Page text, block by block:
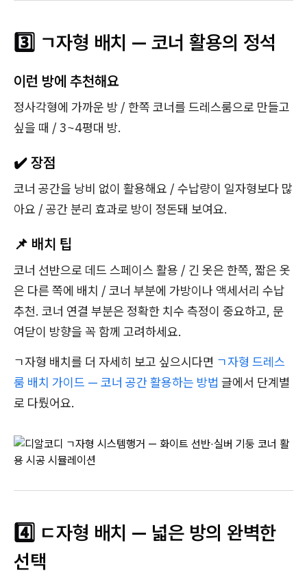
3️⃣ ㄱ자형 배치 — 코너 활용의 정석
이런 방에 추천해요
정사각형에 가까운 방 / 한쪽 코너를 드레스룸으로 만들고
싶을 때 / 3~4평대 방.
✔️ 장점
코너 공간을 낭비 없이 활용해요 / 수납량이 일자형보다 많
아요 / 공간 분리 효과로 방이 정돈돼 보여요.
📌 배치 팁
코너 선반으로 데드 스페이스 활용 / 긴 옷은 한쪽, 짧은 옷
은 다른 쪽에 배치 / 코너 부분에 가방이나 액세서리 수납
추천. 코너 연결 부분은 정확한 치수 측정이 중요하고, 문
여닫이 방향을 꼭 함께 고려하세요.
ㄱ자형 배치를 더 자세히 보고 싶으시다면 ㄱ자형 드레스
룸 배치 가이드 — 코너 공간 활용하는 방법 글에서 단계별
로 다뤘어요.
4️⃣ ㄷ자형 배치 — 넓은 방의 완벽한
선택